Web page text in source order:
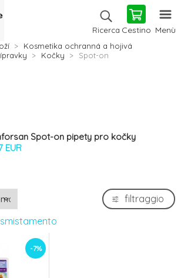
Ricerca Cestino Menù
Kosmetika ochranná a hojivá
Kočky Spot-on
Spot-on pipety pro kočky
2x1,5ml
EUR
filtraggio
-7%